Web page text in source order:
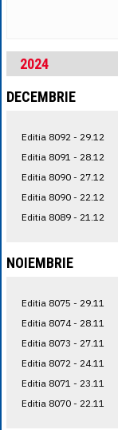
2024
DECEMBRIE
Editia 8092 - 29.12
Editia 8091 - 28.12
Editia 8090 - 27.12
Editia 8090 - 22.12
Editia 8089 - 21.12
NOIEMBRIE
Editia 8075 - 29.11
Editia 8074 - 28.11
Editia 8073 - 27.11
Editia 8072 - 24.11
Editia 8071 - 23.11
Editia 8070 - 22.11